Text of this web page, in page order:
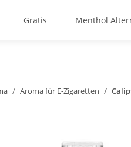
Gratis Menthol
Aroma für E-Zigaretten